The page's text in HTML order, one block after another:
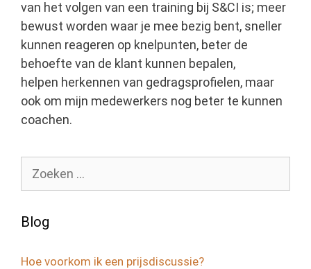
van het volgen van een training bij S&CI is; meer
bewust worden waar je mee bezig bent, sneller
kunnen reageren op knelpunten, beter de
behoefte van de klant kunnen bepalen,
helpen herkennen van gedragsprofielen, maar
ook om mijn medewerkers nog beter te kunnen
coachen.
naar:
Blog
Hoe voorkom ik een prijsdiscussie?